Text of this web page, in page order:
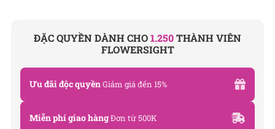
ĐẶC QUYỀN DÀNH CHO1.250THÀNH VIÊN
FLOWERSIGHT
Ưu đãi độc quyềnGiảm giá đến 15%
Miễn phí giao hàngĐơn từ 500K